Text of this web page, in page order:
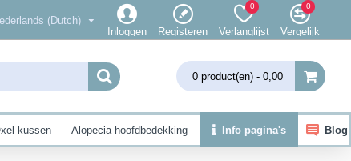
(Dutch)
Inloggen
Registeren Verlanglijst
0
Vergelijk
0
0 product(en) - 0,00
kussen Alopecia hoofdbedekking Info pagina's Blog